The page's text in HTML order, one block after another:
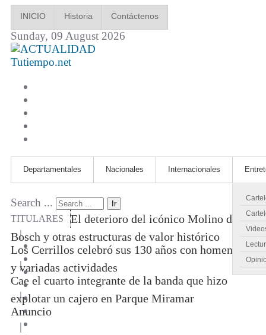
INICIO Historia Contáctenos
Sunday, 09 August 2026
Tutiempo.net
Departamentales Nacionales Internacionales
Search ... Ir
TITULARES
El deterioro del icónico Molino de
Bosch y otras estructuras de valor histórico
|
Los Cerrillos celebró sus 130 años con homenajes
y variadas actividades
|
Cae el cuarto integrante de la banda que hizo
explotar un cajero en Parque Miramar
|
Anuncio
|